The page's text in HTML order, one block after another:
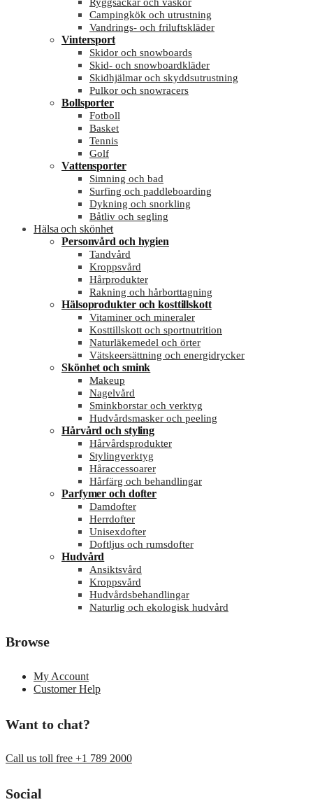
Campingkök och utrustning
Vandrings- och friluftskläder
Vintersport
Skidor och snowboards
Skid- och snowboardkläder
Skidhjälmar och skyddsutrustning
Pulkor och snowracers
Bollsporter
Fotboll
Basket
Tennis
Golf
Vattensporter
Simning och bad
Surfing och paddleboarding
Dykning och snorkling
Båtliv och segling
Hälsa och skönhet
Personvård och hygien
Tandvård
Kroppsvård
Hårprodukter
Rakning och hårborttagning
Hälsoprodukter och kosttillskott
Vitaminer och mineraler
Kosttillskott och sportnutrition
Naturläkemedel och örter
Vätskeersättning och energidrycker
Skönhet och smink
Makeup
Nagelvård
Sminkborstar och verktyg
Hudvårdsmasker och peeling
Hårvård och styling
Hårvårdsprodukter
Stylingverktyg
Håraccessoarer
Hårfärg och behandlingar
Parfymer och dofter
Damdofter
Herrdofter
Unisexdofter
Doftljus och rumsdofter
Hudvård
Ansiktsvård
Kroppsvård
Hudvårdsbehandlingar
Naturlig och ekologisk hudvård
Browse
My Account
Customer Help
Want to chat?
Call us toll free +1 789 2000
Social